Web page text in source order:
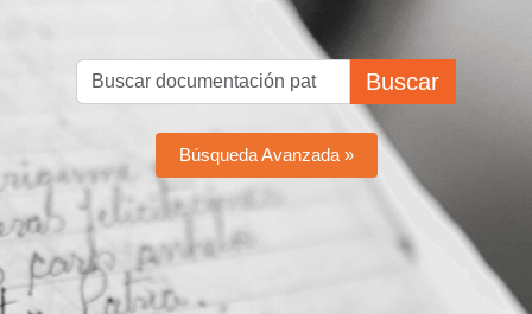
Buscar
Búsqueda Avanzada »